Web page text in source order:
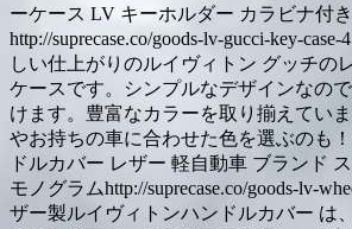
ーケース LV キーホルダー カラビナ付
http://suprecase.co/goods-lv-gucci-key-
しい仕上がりのルイヴィトン グッチの
ケースです。シンプルなデザインなの
けます。豊富なカラーを取り揃えてい
やお持ちの車に合わせた色を選ぶのも
ドルカバー レザー 軽自動車 ブランド
モノグラムhttp://suprecase.co/goods-lv-
ザー製ルイヴィトンハンドルカバー は